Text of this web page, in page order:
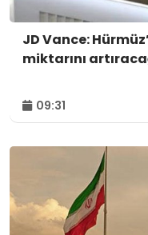
JD Vance:
miktarını
09:31